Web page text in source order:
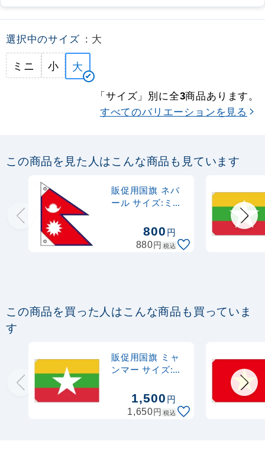
選択中のサイズ : 大
ミニ 小 大
「サイズ」別に全3商品あります。
すべてのバリエーションを見る
この商品を見た人はこんな商品も見ています
販促用国旗 ネパ
ール サイズ:ミニ
800円
880円 税込
この商品を買った人はこんな商品も買っていま
す
販促用国旗 ミャ
ンマー サイズ:大
1,500円
1,650円 税込